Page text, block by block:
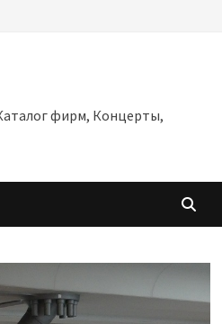
фирм, Концерты,